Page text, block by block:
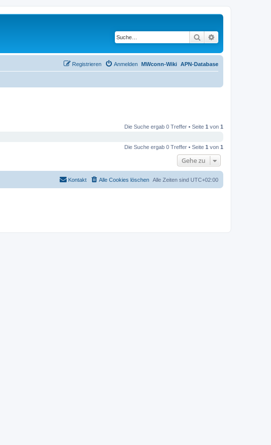
Suche
APN-Database
MWconn-Wiki
Anmelden
Registrieren
Die Suche ergab 0 Treffer • Seite 1 von 1
Die Suche ergab 0 Treffer • Seite 1 von 1
Gehe zu
Alle Zeiten sind UTC+02:00
Alle Cookies löschen
Kontakt